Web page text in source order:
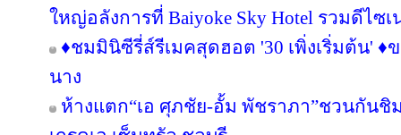
ใหญ่อลังการที่ Baiyoke Sky Hotel รวมดีไซเ
♦️ชมมินิซีรี่ส์รีเมคสุดฮอต '30 เพิ่งเริ่มต้น' ♦️
นาง
ห้างแตก“เอ ศุภชัย-อั้ม พัชราภา”ชวนกันชิ